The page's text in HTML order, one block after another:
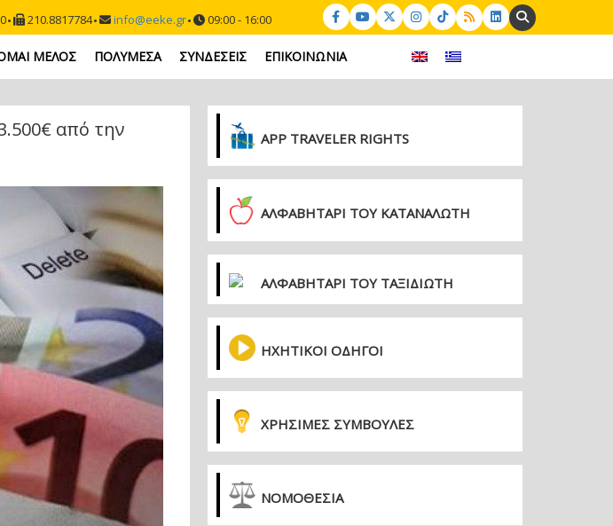
210.8817784 info@eeke.gr 09:00 - 16:00 Search:
ΜΕΛΟΣ ΠΟΛΥΜΕΣΑ ΣΥΝΔΕΣΕΙΣ ΕΠΙΚΟΙΝΩΝΙΑ
από την
APP TRAVELER RIGHTS
ΑΛΦΑΒΗΤΑΡΙ ΤΟΥ ΚΑΤΑΝΑΛΩΤΗ
ΑΛΦΑΒΗΤΑΡΙ ΤΟΥ ΤΑΞΙΔΙΩΤΗ
ΗΧΗΤΙΚΟΙ ΟΔΗΓΟΙ
ΧΡΗΣΙΜΕΣ ΣΥΜΒΟΥΛΕΣ
ΝΟΜΟΘΕΣΙΑ